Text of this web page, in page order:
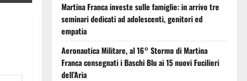
Martina Franca investe sulle famiglie: in arrivo tre
seminari dedicati ad adolescenti, genitori ed
empatia
Aeronautica Militare, al 16° Stormo di Martina
Franca consegnati i Baschi Blu ai 15 nuovi Fucilieri
dell’Aria